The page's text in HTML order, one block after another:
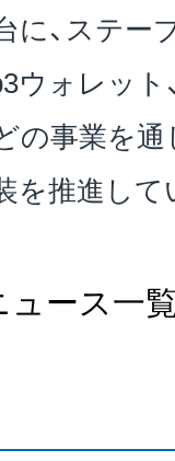
、ステー
ウォレット
事業を通
を推進して
ュース一